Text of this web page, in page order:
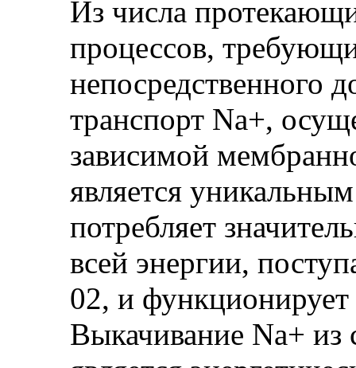
Из числа
процессов,
непосредственного
транспорт Na+,
зависимой
является
потребляет
всей энергии,
02, и функционирует
Выкачивание Na+ из